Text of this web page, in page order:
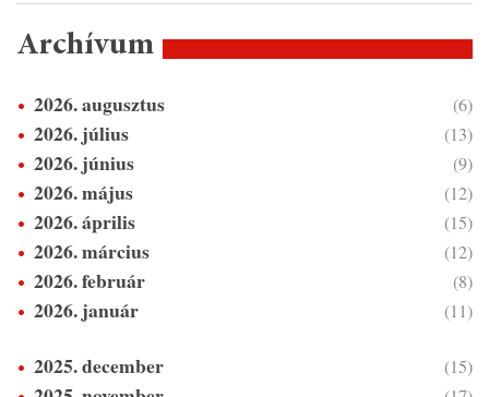
Archívum
2026. augusztus (6)
2026. július (13)
2026. június (9)
2026. május (12)
2026. április (15)
2026. március (12)
2026. február (8)
2026. január (11)
2025. december (15)